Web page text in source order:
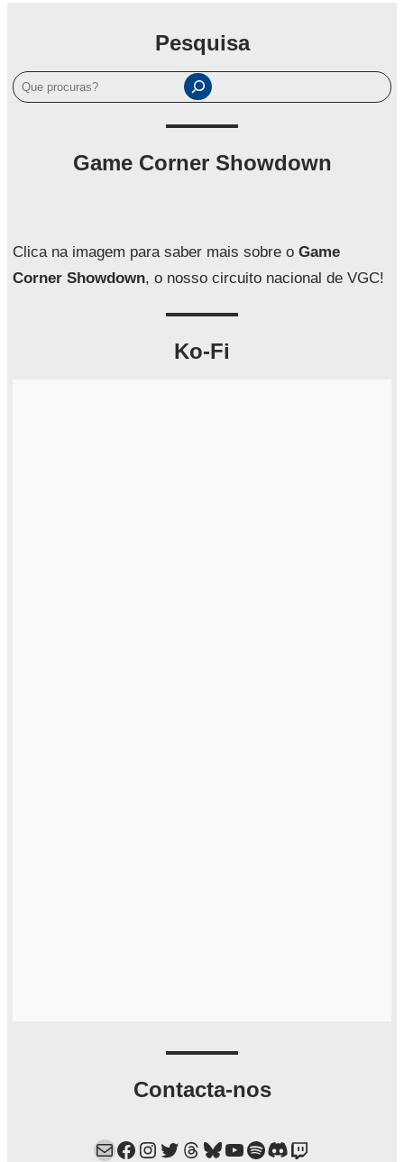
Pesquisa
P
e
a
r
Game Corner Showdown
Clica na imagem para saber mais sobre o Game
Corner Showdown, o nosso circuito nacional de VGC!
Ko-Fi
Contacta-nos
Mail Facebook Instagram Twitter Threads Bluesky YouTube Spotify Discord Twitch